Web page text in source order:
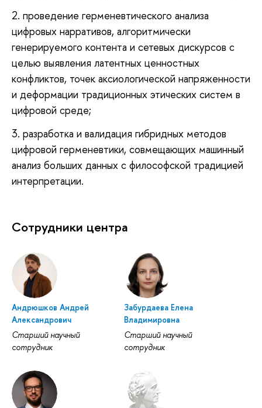
2. проведение герменевтического анализа
цифровых нарративов, алгоритмически
генерируемого контента и сетевых дискурсов с
целью выявления латентных ценностных
конфликтов, точек аксиологической напряженности
и деформации традиционных этических систем в
цифровой среде;
3. разработка и валидация гибридных методов
цифровой герменевтики, совмещающих машинный
анализ больших данных с философской традицией
интерпретации.
Сотрудники центра
Андрюшков Андрей
Александрович
Старший научный
сотрудник
Забурдаева Елена
Владимировна
Старший научный
сотрудник